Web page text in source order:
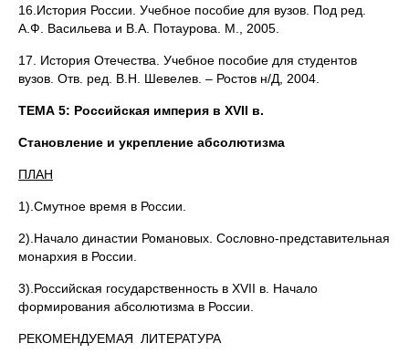
16.История России. Учебное пособие для вузов. Под ред.
А.Ф. Васильева и В.А. Потаурова. М., 2005.
17. История Отечества. Учебное пособие для студентов
вузов. Отв. ред. В.Н. Шевелев. – Ростов н/Д, 2004.
ТЕМА 5: Российская империя в XVII в.
Становление и укрепление абсолютизма
ПЛАН
1).Смутное время в России.
2).Начало династии Романовых. Сословно-представительная
монархия в России.
3).Российская государственность в XVII в. Начало
формирования абсолютизма в России.
РЕКОМЕНДУЕМАЯ ЛИТЕРАТУРА